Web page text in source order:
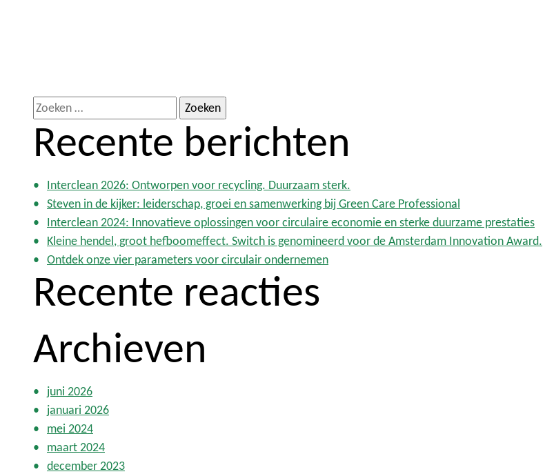
Z
o
k
e
n
n
a
a
Recente berichten
Interclean 2026: Ontworpen voor recycling. Duurzaam sterk.
Steven in de kijker: leiderschap, groei en samenwerking bij Green Care Professional
Interclean 2024: Innovatieve oplossingen voor circulaire economie en sterke duurzame prestaties
Kleine hendel, groot hefboomeffect. Switch is genomineerd voor de Amsterdam Innovation Award.
Ontdek onze vier parameters voor circulair ondernemen
Recente reacties
Archieven
juni 2026
januari 2026
mei 2024
maart 2024
december 2023